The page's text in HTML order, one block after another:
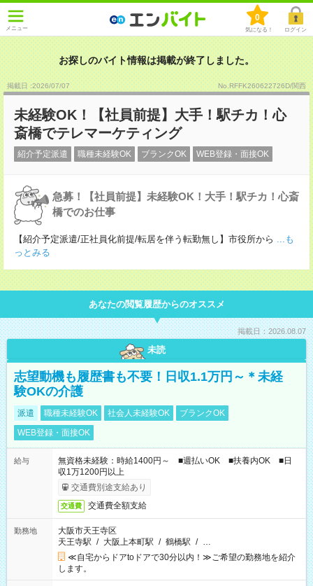
メニュー
0
気になる！ ログイン
お探しのバイト情報は掲載が終了しました。
掲載日 :2026/07/07 No.RFFK260622726D/関西
未経験OK！【社員前提】大手！駅チカ！心
斎橋でテレマーケティング
紹介予定派遣 職種未経験OK ブランクOK WEB登録・面接OK
急募！【社員前提】未経験OK！大手！駅チカ！心斎
橋でのお仕事
【紹介予定派遣/正社員化前提/転居を伴う転勤無し】市役所から ...も
っとみる
あなたの閲覧履歴からのオススメ
掲載日：2026.08.07
未読
志望動機も履歴書も不要！日収1.1万円～＊未経
験OKの介護
派遣 職種未経験OK 社会人未経験OK
ブランクOK
WEB登録・面接OK
給与
無資格未経験：時給1400円～ ■週払いOK ■扶養内OK ■日
収1万1200円以上
交通費別途支給あり
交通費 交通費全額支給
勤務地
大阪市天王寺区
天王寺駅 / 大阪上本町駅 / 鶴橋駅 / …
≪自宅からドアtoドアで30分以内！≫ご希望の勤務地を紹介
します。